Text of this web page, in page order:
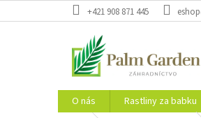
na
+421 908 871 445
O nás Rastliny za babku